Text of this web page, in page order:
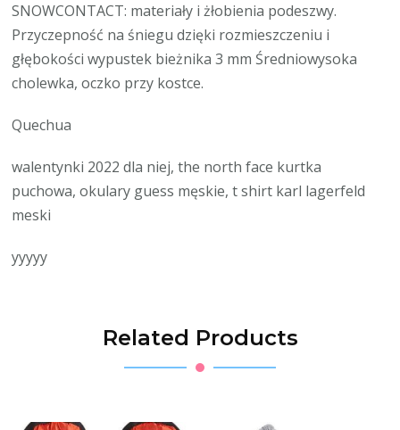
SNOWCONTACT: materiały i żłobienia podeszwy.
Przyczepność na śniegu dzięki rozmieszczeniu i
głębokości wypustek bieżnika 3 mm Średniowysoka
cholewka, oczko przy kostce.
Quechua
walentynki 2022 dla niej, the north face kurtka
puchowa, okulary guess męskie, t shirt karl lagerfeld
meski
yyyyy
Related Products